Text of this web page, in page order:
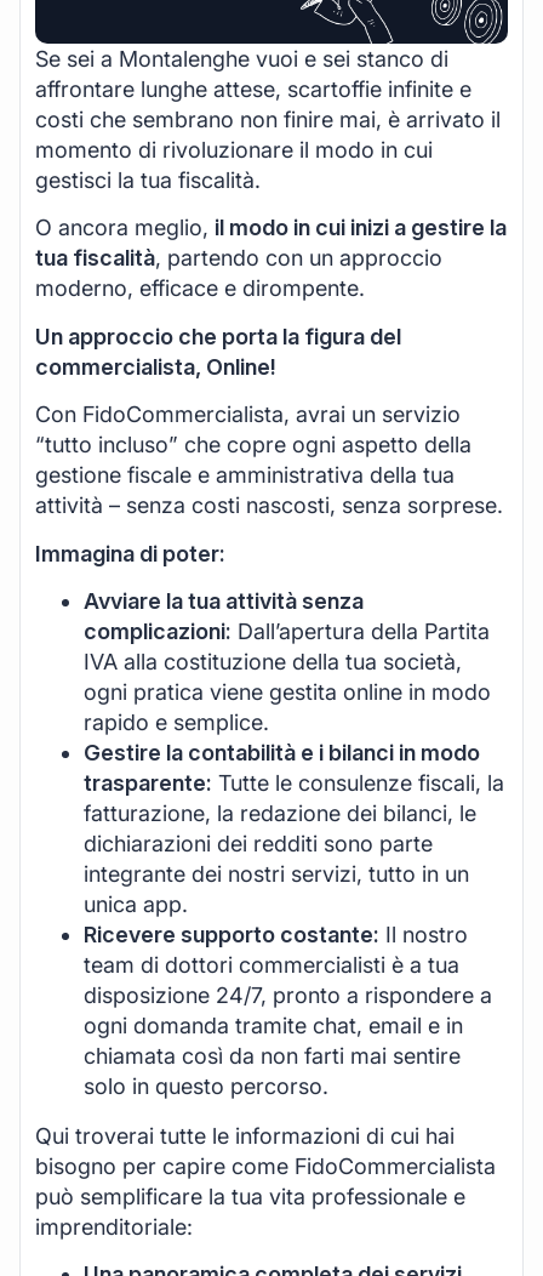
Se sei a Montalenghe vuoi e sei stanco di
affrontare lunghe attese, scartoffie infinite e
costi che sembrano non finire mai, è arrivato il
momento di rivoluzionare il modo in cui
gestisci la tua fiscalità.
O ancora meglio, il modo in cui inizi a gestire la
tua fiscalità, partendo con un approccio
moderno, efficace e dirompente.
Un approccio che porta la figura del
commercialista, Online!
Con FidoCommercialista, avrai un servizio
“tutto incluso” che copre ogni aspetto della
gestione fiscale e amministrativa della tua
attività – senza costi nascosti, senza sorprese.
Immagina di poter:
Avviare la tua attività senza
complicazioni: Dall’apertura della Partita
IVA alla costituzione della tua società,
ogni pratica viene gestita online in modo
rapido e semplice.
Gestire la contabilità e i bilanci in modo
trasparente: Tutte le consulenze fiscali, la
fatturazione, la redazione dei bilanci, le
dichiarazioni dei redditi sono parte
integrante dei nostri servizi, tutto in un
unica app.
Ricevere supporto costante: Il nostro
team di dottori commercialisti è a tua
disposizione 24/7, pronto a rispondere a
ogni domanda tramite chat, email e in
chiamata così da non farti mai sentire
solo in questo percorso.
Qui troverai tutte le informazioni di cui hai
bisogno per capire come FidoCommercialista
può semplificare la tua vita professionale e
imprenditoriale: